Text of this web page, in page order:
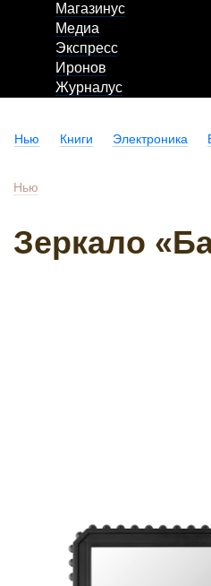
Магазинус
Медиа
Экспресс
Иронов
Журналус
Нью Книги Электроника
Нью
Зеркало